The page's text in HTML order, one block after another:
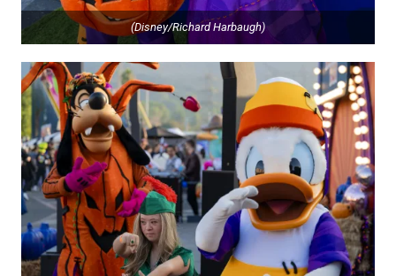
(Disney/Richard Harbaugh)